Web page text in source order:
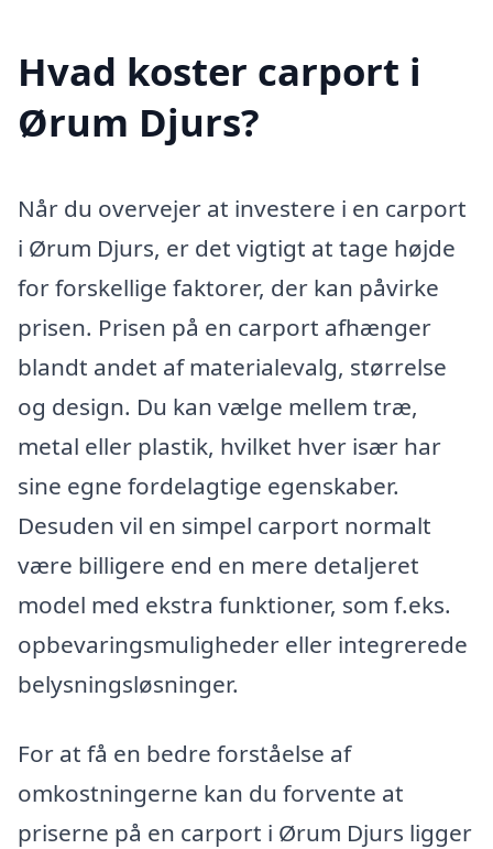
Hvad koster carport i
Ørum Djurs?
Når du overvejer at investere i en carport
i Ørum Djurs, er det vigtigt at tage højde
for forskellige faktorer, der kan påvirke
prisen. Prisen på en carport afhænger
blandt andet af materialevalg, størrelse
og design. Du kan vælge mellem træ,
metal eller plastik, hvilket hver især har
sine egne fordelagtige egenskaber.
Desuden vil en simpel carport normalt
være billigere end en mere detaljeret
model med ekstra funktioner, som f.eks.
opbevaringsmuligheder eller integrerede
belysningsløsninger.
For at få en bedre forståelse af
omkostningerne kan du forvente at
priserne på en carport i Ørum Djurs ligger